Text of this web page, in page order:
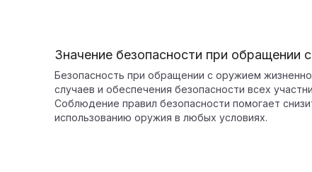
Значение безопасности при обращении
Безопасность при обращении с оружием
случаев и обеспечения безопасности всех
Соблюдение правил безопасности помогает
использованию оружия в любых условиях.